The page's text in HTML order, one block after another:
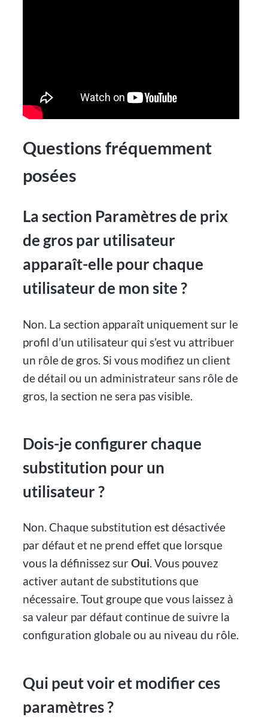
Questions fréquemment
posées
La section Paramètres de prix
de gros par utilisateur
apparaît-elle pour chaque
utilisateur de mon site ?
Non. La section apparaît uniquement sur le
profil d’un utilisateur qui s’est vu attribuer
un rôle de gros. Si vous modifiez un client
de détail ou un administrateur sans rôle de
gros, la section ne sera pas visible.
Dois-je configurer chaque
substitution pour un
utilisateur ?
Non. Chaque substitution est désactivée
par défaut et ne prend effet que lorsque
vous la définissez surOui. Vous pouvez
activer autant de substitutions que
nécessaire. Tout groupe que vous laissez à
sa valeur par défaut continue de suivre la
configuration globale ou au niveau du rôle.
Qui peut voir et modifier ces
paramètres ?